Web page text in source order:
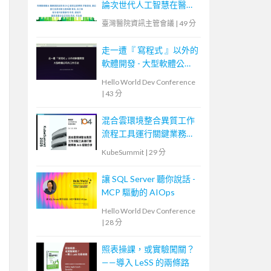
論次世代人工智慧在醫療
的挑戰與機會
臺灣醫院資訊主管會議 | 49 分
走一遭『 寫程式 』以外的
軟體開發 - 大型軟體公司
Hello World Dev Conference
| 43 分
混合雲環境整合異質工作
流程工具運行關鍵業務
KubeSummit | 29 分
讓 SQL Server 聽你說話 -
MCP 驅動的 AIOps
Hello World Dev Conference
| 28 分
照表操課，或實驗闖關？
——導入 LeSS 的兩條路